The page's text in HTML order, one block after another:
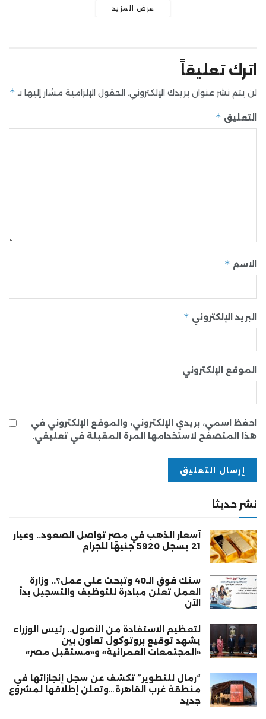
عرض المزيد
اترك تعليقاً
لن يتم نشر عنوان بريدك الإلكتروني. الحقول الإلزامية مشار إليها بـ *
التعليق *
الاسم *
البريد الإلكتروني *
الموقع الإلكتروني
احفظ اسمي، بريدي الإلكتروني، والموقع الإلكتروني في
هذا المتصفح لاستخدامها المرة المقبلة في تعليقي.
نشر حديثا
أسعار الذهب في مصر تواصل الصعود.. وعيار
21 يسجل 5920 جنيهًا للجرام
سنك فوق الـ40 وتبحث على عمل؟.. وزارة
العمل تعلن مبادرة للتوظيف والتسجيل بدأ
الآن
لتعظيم الاستفادة من الأصول.. رئيس الوزراء
يشهد توقيع بروتوكول تعاون بين
«المجتمعات العمرانية» و«مستقبل مصر»
“رمال للتطوير” تكشف عن سجل إنجازاتها في
منطقة غرب القاهرة…وتعلن إطلاقها لمشروع
جديد